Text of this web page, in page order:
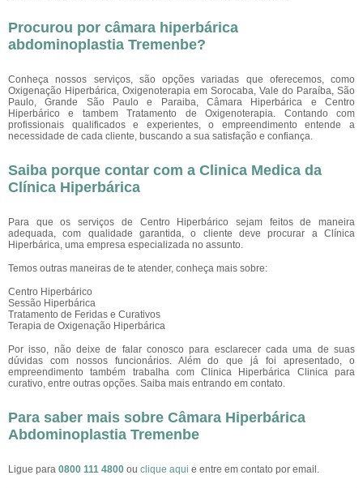
Procurou por câmara hiperbárica
abdominoplastia Tremenbe?
Conheça nossos serviços, são opções variadas que oferecemos, como
Oxigenação Hiperbárica, Oxigenoterapia em Sorocaba, Vale do Paraíba, São
Paulo, Grande São Paulo e Paraiba, Câmara Hiperbárica e Centro
Hiperbárico e tambem Tratamento de Oxigenoterapia. Contando com
profissionais qualificados e experientes, o empreendimento entende a
necessidade de cada cliente, buscando a sua satisfação e confiança.
Saiba porque contar com a Clinica Medica da
Clínica Hiperbárica
Para que os serviços de Centro Hiperbárico sejam feitos de maneira
adequada, com qualidade garantida, o cliente deve procurar a Clínica
Hiperbárica, uma empresa especializada no assunto.
Temos outras maneiras de te atender, conheça mais sobre:
Centro Hiperbárico
Sessão Hiperbárica
Tratamento de Feridas e Curativos
Terapia de Oxigenação Hiperbárica
Por isso, não deixe de falar conosco para esclarecer cada uma de suas
dúvidas com nossos funcionários. Além do que já foi apresentado, o
empreendimento também trabalha com Clinica Hiperbárica Clinica para
curativo, entre outras opções. Saiba mais entrando em contato.
Para saber mais sobre Câmara Hiperbárica
Abdominoplastia Tremenbe
Ligue para 0800 111 4800 ou clique aqui e entre em contato por email.